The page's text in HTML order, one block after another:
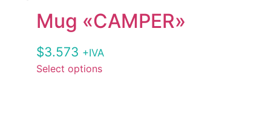
Mug «CAMPER»
$3.573 +IVA
Select options